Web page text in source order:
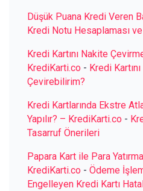
Düşük Puana Kredi Veren
Kredi Notu Hesaplaması
Kredi Kartını Nakite
KrediKarti.co - Kredi
Çevirebilirim?
Kredi Kartlarında Ekstre
Yapılır? – KrediKarti.co -
Tasarruf Önerileri
Papara Kart ile Para
KrediKarti.co - Ödeme
Engelleyen Kredi Kartı